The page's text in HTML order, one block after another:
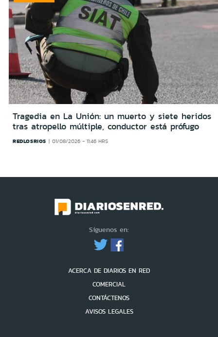
Tragedia en La Unión: un muerto y siete heridos
tras atropello múltiple, conductor está prófugo
REDLOSRIOS 01/08/2026 - 11:46 HRS
Síguenos en:
ACERCA DE DIARIOS EN RED
COMERCIAL
CONTÁCTENOS
AVISOS LEGALES